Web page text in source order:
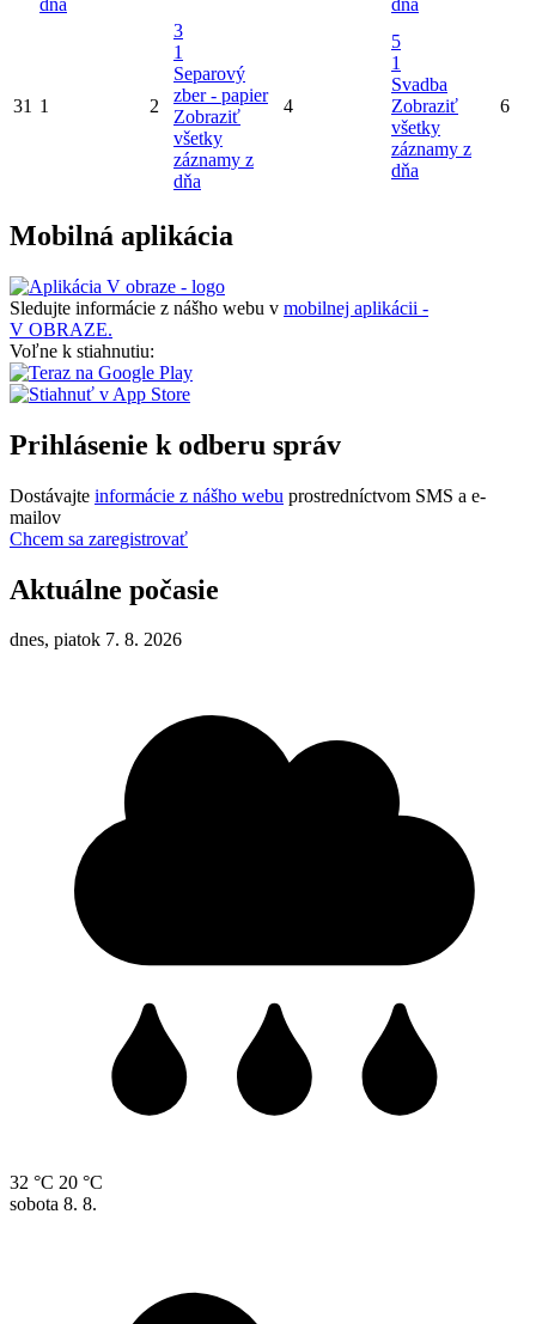
dňa
dňa
31 1 2
3
1
Separový
zber - papier
Zobraziť
všetky
záznamy z
dňa
4
5
1
Svadba
Zobraziť
všetky
záznamy z
dňa
6
Mobilná aplikácia
Sledujte informácie z nášho webu v mobilnej aplikácii -
V OBRAZE.
Voľne k stiahnutiu:
Prihlásenie k odberu správ
Dostávajte informácie z nášho webu prostredníctvom SMS a e-
mailov
Chcem sa zaregistrovať
Aktuálne počasie
dnes, piatok 7. 8. 2026
32 °C 20 °C
sobota 8. 8.